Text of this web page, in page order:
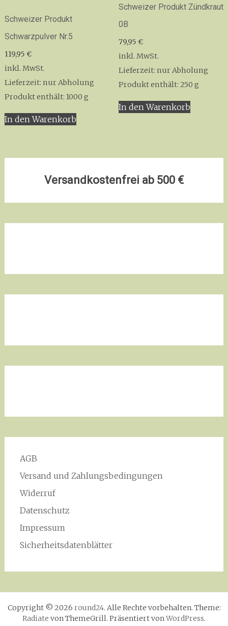
gewählt
Schweizer Produkt
Schwarzpulver Nr.5
119,95 €
inkl. MwSt.
Lieferzeit: nur Abholung
Produkt enthält: 1000 g
In den Warenkorb
Schweizer Produkt Zündkraut
0B
79,95 €
inkl. MwSt.
Lieferzeit: nur Abholung
Produkt enthält: 250 g
In den Warenkorb
Versandkostenfrei ab 500 €
AGB
Versand und Zahlungsbedingungen
Widerruf
Datenschutz
Impressum
Sicherheitsdatenblätter
Copyright © 2026 round24. Alle Rechte vorbehalten. Theme:
Radiate von ThemeGrill. Präsentiert vonWordPress.